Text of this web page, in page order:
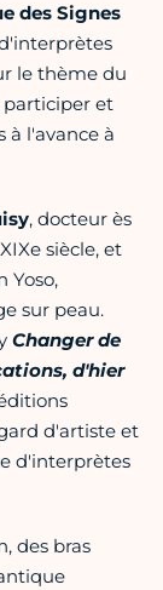
des Signes
le thème du
participer et
à l'avance à
, docteur ès
siècle, et
Yoso,
sur peau.
Changer de
d'hier
d'artiste et
d'interprètes
des bras